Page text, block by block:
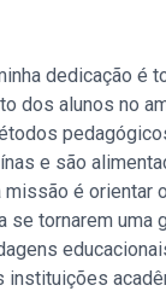
dedicação é
dos alunos no
e são
missão é orientar
se tornarem uma
instituições